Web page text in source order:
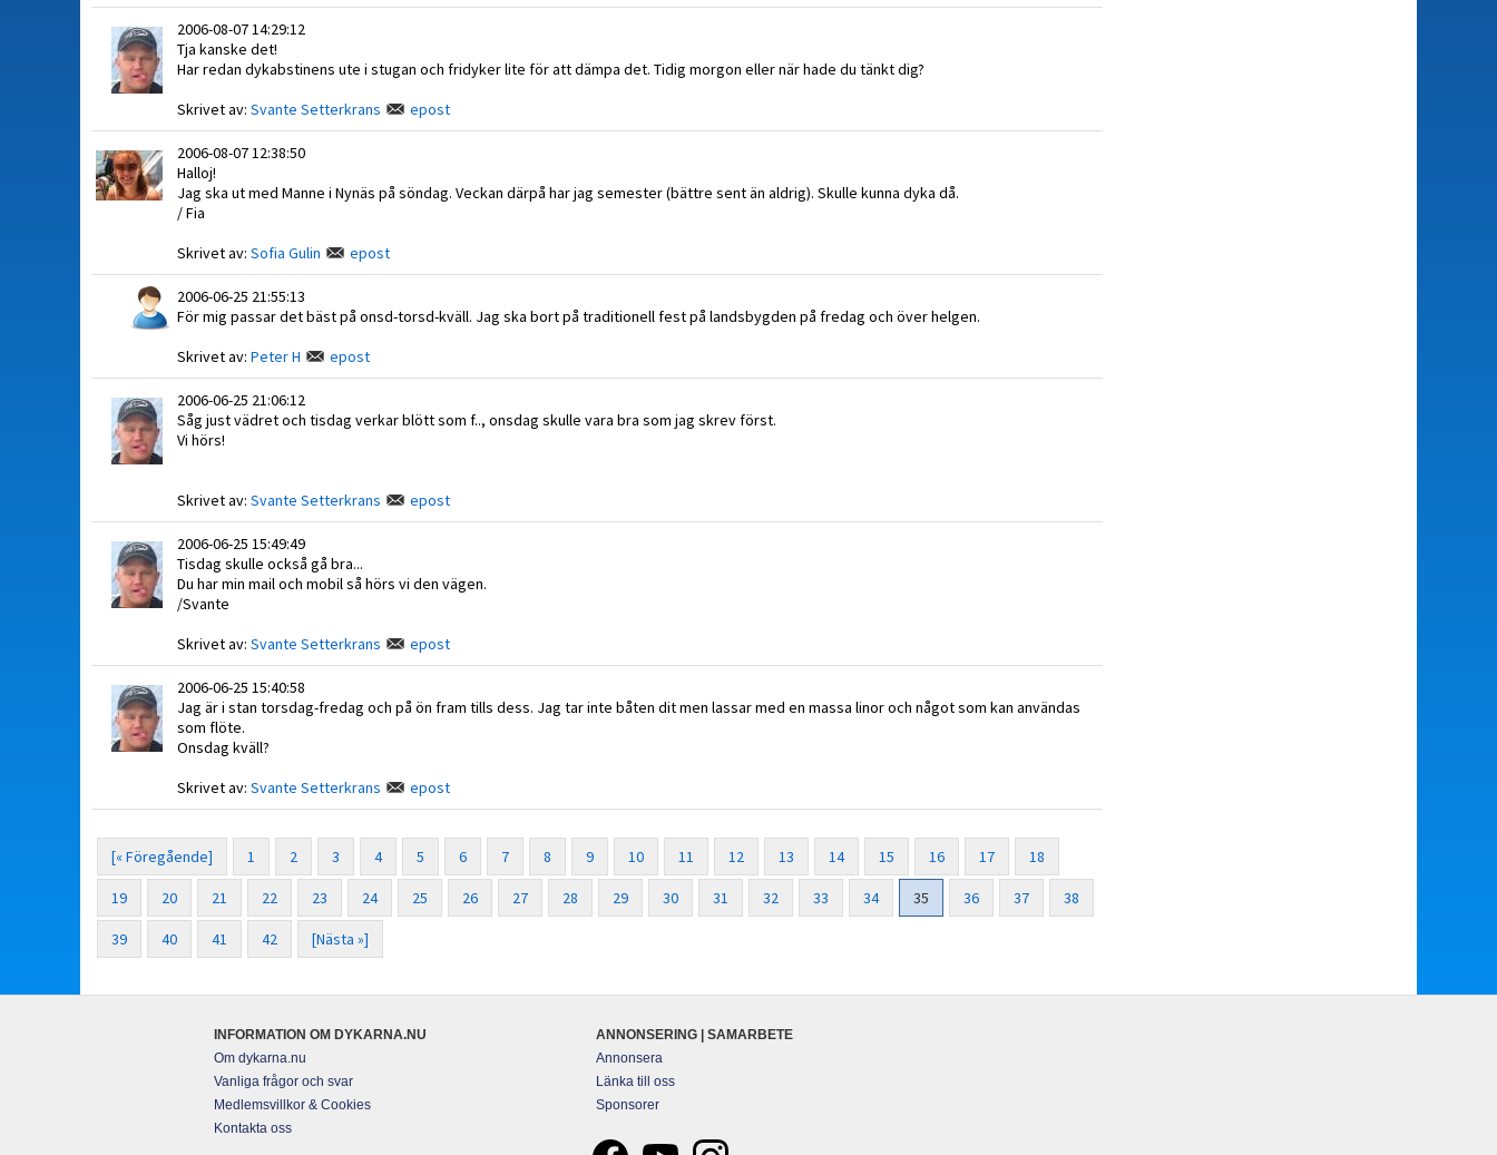
2006-08-07 14:29:12
Tja kanske det!
Har redan dykabstinens ute i stugan och fridyker lite för att dämpa det. Tidig morgon eller när hade du tänkt dig?
Skrivet av: Svante Setterkrans epost
2006-08-07 12:38:50
Halloj!
Jag ska ut med Manne i Nynäs på söndag. Veckan därpå har jag semester (bättre sent än aldrig). Skulle kunna dyka då.
/ Fia
Skrivet av: Sofia Gulin epost
2006-06-25 21:55:13
För mig passar det bäst på onsd-torsd-kväll. Jag ska bort på traditionell fest på landsbygden på fredag och över helgen.
Skrivet av: Peter H epost
2006-06-25 21:06:12
Såg just vädret och tisdag verkar blött som f.., onsdag skulle vara bra som jag skrev först.
Vi hörs!
Skrivet av: Svante Setterkrans epost
2006-06-25 15:49:49
Tisdag skulle också gå bra...
Du har min mail och mobil så hörs vi den vägen.
/Svante
Skrivet av: Svante Setterkrans epost
2006-06-25 15:40:58
Jag är i stan torsdag-fredag och på ön fram tills dess. Jag tar inte båten dit men lassar med en massa linor och något som kan användas
som flöte.
Onsdag kväll?
Skrivet av: Svante Setterkrans epost
[« Föregående] 1 2 3 4 5 6 7 8 9 10 11 12 13 14 15 16 17 18
19 20 21 22 23 24 25 26 27 28 29 30 31 32 33 34 35 36 37 38
39 40 41 42 [Nästa »]
INFORMATION OM DYKARNA.NU
Om dykarna.nu
Vanliga frågor och svar
Medlemsvillkor & Cookies
Kontakta oss
ANNONSERING | SAMARBETE
Annonsera
Länka till oss
Sponsorer